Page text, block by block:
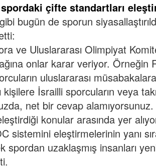
çifte standartları
bugün de sporun
ve Uluslararası Olimpiyat
onlar karar veriyor. Örneğin
uluslararası müsabakalara
İsrailli sporcuların veya
net bir cevap
konular arasında yer
sistemini eleştirmelerinin yanı
spordan uzaklaşmış insanları